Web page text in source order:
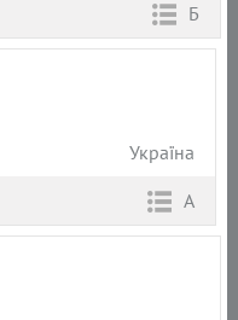
Б
Україна
А